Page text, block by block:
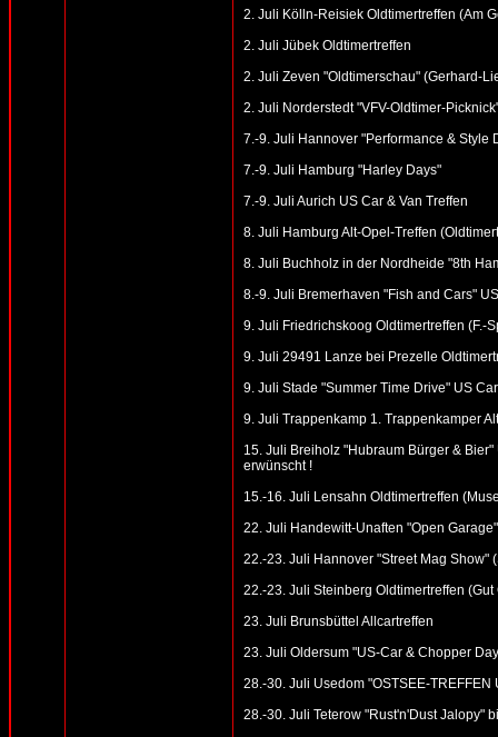
2. Juli Kölln-Reisiek Oldtimertreffen (Am
2. Juli Jübek Oldtimertreffen
2. Juli Zeven "Oldtimerschau" (Gerhard-
2. Juli Norderstedt "VFV-Oldtimer-
7.-9. Juli Hannover "Performance & Style
7.-9. Juli Hamburg "Harley Days"
7.-9. Juli Aurich US Car & Van Treffen
8. Juli Hamburg Alt-Opel-Treffen
8. Juli Buchholz in der Nordheide "8th
8.-9. Juli Bremerhaven "Fish and Cars"
9. Juli Friedrichskoog Oldtimertreffen (F.-
9. Juli 29491 Lanze bei Prezelle
9. Juli Stade "Summer Time Drive" US
9. Juli Trappenkamp 1. Trappenkamper
15. Juli Breiholz "Hubraum Bürger &
erwünscht !
15.-16. Juli Lensahn Oldtimertreffen
22. Juli Handewitt-Unaften "Open
22.-23. Juli Hannover "Street Mag Show"
22.-23. Juli Steinberg Oldtimertreffen
23. Juli Brunsbüttel Allcartreffen
23. Juli Oldersum "US-Car & Chopper
28.-30. Juli Usedom "OSTSEE-TREFFEN
28.-30. Juli Teterow "Rust'n'Dust Jalopy"